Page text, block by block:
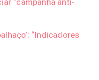
“Indicadores